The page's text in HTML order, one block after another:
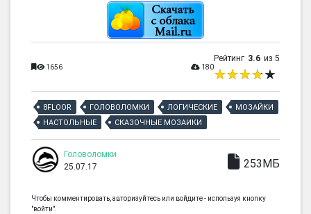
1656 180
Рейтинг 3.6 из 5
8FLOOR ГОЛОВОЛОМКИ ЛОГИЧЕСКИЕ
МОЗАЙКИ
НАСТОЛЬНЫЕ
СКАЗОЧНЫЕ МОЗАИКИ
Головоломки
25.07.17
253МБ
Чтобы комментировать, авторизуйтесь или войдите - используя кнопку
"войти".